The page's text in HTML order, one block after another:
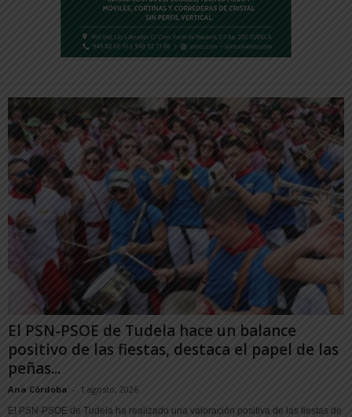
El PSN-PSOE de Tudela hace un balance
positivo de las fiestas, destaca el papel de las
peñas...
Ana Córdoba - 1 agosto, 2026
El PSN-PSOE de Tudela ha realizado una valoración positiva de las fiestas de